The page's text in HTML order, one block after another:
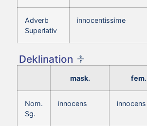
Adverb
Superlativ
innocentissime
Deklination
mask. fem.
Nom.
Sg.
innocens innocens